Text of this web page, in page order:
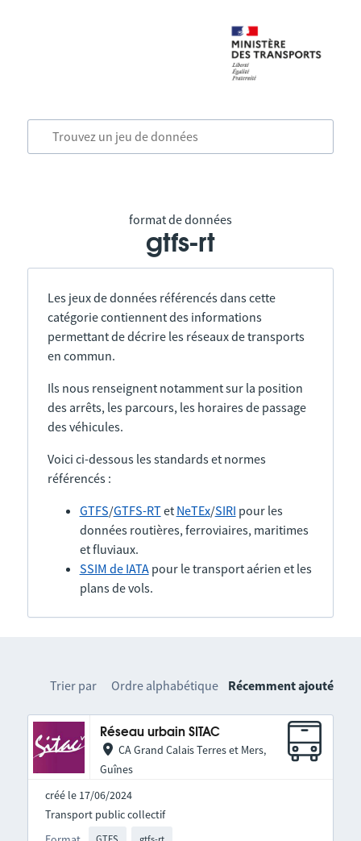
format de données
gtfs-rt
Les jeux de données référencés dans cette
catégorie contiennent des informations
permettant de décrire les réseaux de transports
en commun.
Ils nous renseignent notamment sur la position
des arrêts, les parcours, les horaires de passage
des véhicules.
Voici ci-dessous les standards et normes
référencés :
GTFS/GTFS-RTet NeTEx/SIRI pour les
données routières, ferroviaires, maritimes
et fluviaux.
SSIM de IATApour le transport aérien et les
plans de vols.
Trier par Ordre alphabétique Récemment ajouté
Réseau urbain SITAC
CA Grand Calais Terres et Mers,
Guînes
créé le 17/06/2024
Transport public collectif